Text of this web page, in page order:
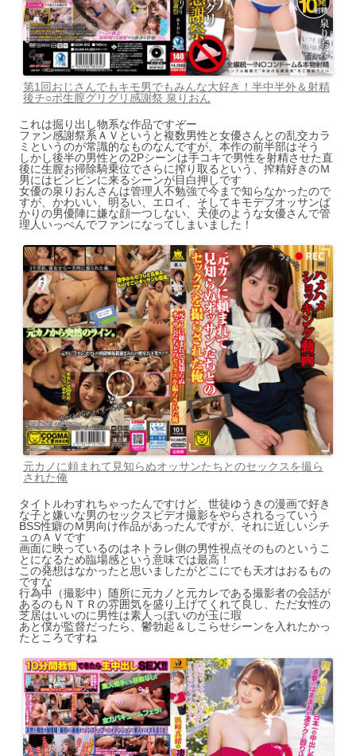
第1回おじさんでもキモ男でもみんな大好き！半中半外＆射精
後チ○ポ生膣グリグリ感謝祭 泉りおん
これは掘り出し物系な作品ですぞー
ファン感謝祭系ＡＶというと複数男性と女優さんとの乱交カラ
ミというのが常識的なものなんですが、本作の前半部はそう
しかし後半の男性との2Pシーンは手コキで男性を射精させた直
後に生膣お掃除騎乗位でさらに搾り取るという、搾精好きのＭ
男にはビンビンに来るシーンが目白押しです
女優の泉りおんさんは管理人不勉強で今まで知らなかったので
すが、かわいい、明るい、エロイ、そしてキモデブオッサンば
かりの男優陣に嫌な顔一つしない、天使のような女優さんで管
理人いっぺんでファンになってしまいました！
元カノに頼まれて見知らぬオッサンたちとのセックスを撮ら
された俺
タイトルわすれちゃったんですけど、世徒ゆうきの漫画で好き
な子と嫌いな男のセックスビデオ撮影をやらされるっていう
BSS性癖のＭ男向け作品があったんですが、それに近しいシチ
ュのＡＶです
画面に映っているのはネトラレ側の男性視点そのものというこ
とになるため臨場感という意味では最高！
この発想はなかったと思いましたがどこにでも天才はおるもの
ですな
行為中（撮影中）随所に元カノと元カレである撮影者の会話が
あるのもＮＴＲの雰囲気を盛り上げてくれて良し、ただ女性の
芝居はいいのに男性は素人っぽいのが玉に瑕
あと僕が監督だったら、鬱勃起＆しこらせシーンを入れたかっ
たところですね